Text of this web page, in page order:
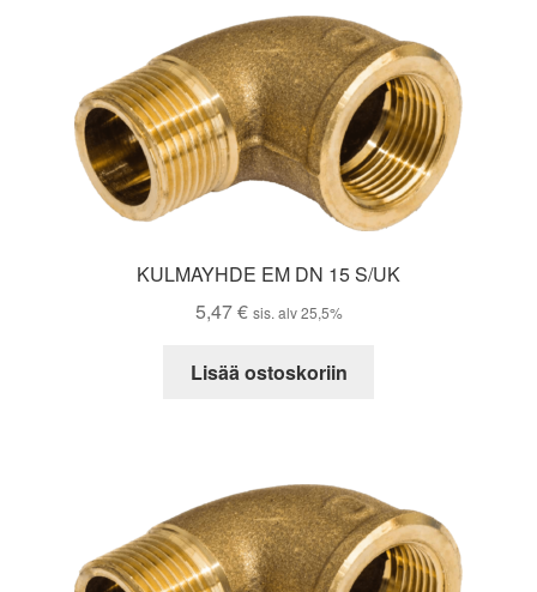
KULMAYHDE EM DN 15 S/UK
5,47€ sis. alv 25,5%
Lisää ostoskoriin